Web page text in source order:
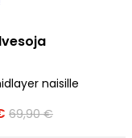
naisille
69,90 €